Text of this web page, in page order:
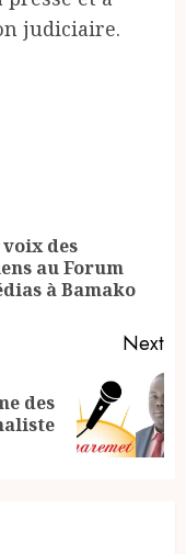
judiciaire.
des
au Forum
à Bamako
Next
des